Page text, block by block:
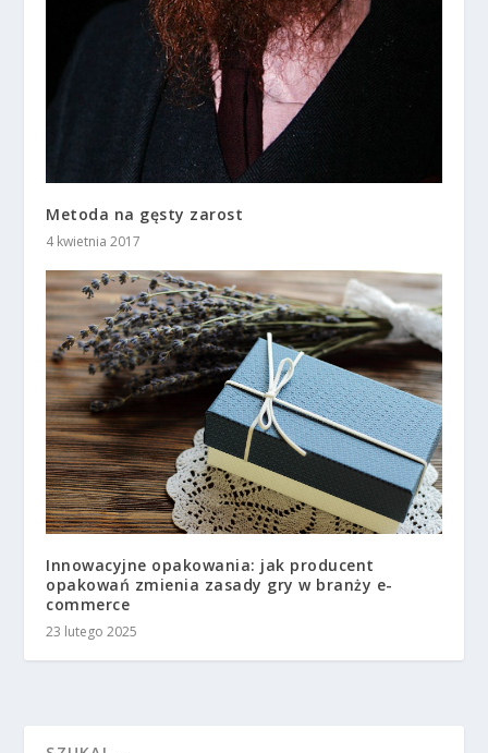
Metoda na gęsty zarost
4 kwietnia 2017
Innowacyjne opakowania: jak producent
opakowań zmienia zasady gry w branży e-
commerce
23 lutego 2025